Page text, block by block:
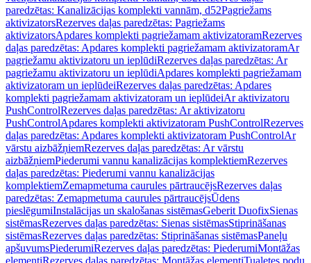
paredzētas: Kanalizācijas komplekti vannām, d52Pagriežams
aktivizatorsRezerves daļas paredzētas: Pagriežams
aktivizatorsApdares komplekti pagriežamam aktivizatoramRezerves
daļas paredzētas: Apdares komplekti pagriežamam aktivizatoramAr
pagriežamu aktivizatoru un ieplūdiRezerves daļas paredzētas: Ar
pagriežamu aktivizatoru un ieplūdiApdares komplekti pagriežamam
aktivizatoram un ieplūdeiRezerves daļas paredzētas: Apdares
komplekti pagriežamam aktivizatoram un ieplūdeiAr aktivizatoru
PushControlRezerves daļas paredzētas: Ar aktivizatoru
PushControlApdares komplekti aktivizatoram PushControlRezerves
daļas paredzētas: Apdares komplekti aktivizatoram PushControlAr
vārstu aizbāžņiemRezerves daļas paredzētas: Ar vārstu
aizbāžņiemPiederumi vannu kanalizācijas komplektiemRezerves
daļas paredzētas: Piederumi vannu kanalizācijas
komplektiemZemapmetuma caurules pārtraucējsRezerves daļas
paredzētas: Zemapmetuma caurules pārtraucējsŪdens
pieslēgumiInstalācijas un skalošanas sistēmasGeberit DuofixSienas
sistēmasRezerves daļas paredzētas: Sienas sistēmasStiprināšanas
sistēmasRezerves daļas paredzētas: Stiprināšanas sistēmasPaneļu
apšuvumsPiederumiRezerves daļas paredzētas: PiederumiMontāžas
elementiRezerves daļas paredzētas: Montāžas elementiTualetes podu